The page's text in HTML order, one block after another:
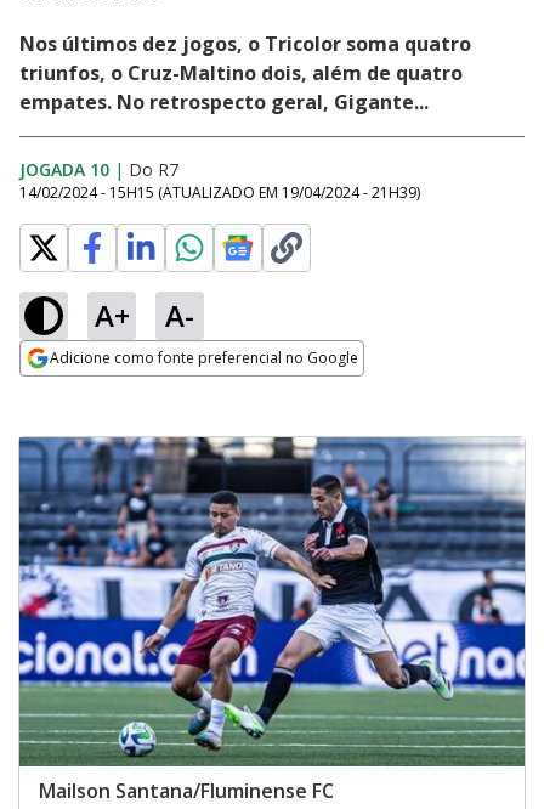
Nos últimos dez jogos, o Tricolor soma quatro
triunfos, o Cruz-Maltino dois, além de quatro
empates. No retrospecto geral, Gigante...
JOGADA 10 | Do R7
14/02/2024 - 15H15 (ATUALIZADO EM 19/04/2024 - 21H39)
A+ A-
Adicione como fonte preferencial no Google
Mailson Santana/Fluminense FC